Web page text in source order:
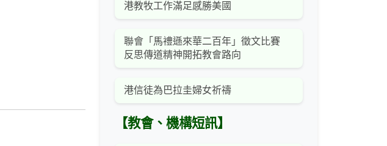
港教牧工作滿足感勝美國
聯會「馬禮遜來華二百年」徵文比賽
反思傳道精神開拓教會路向
港信徒為巴拉圭婦女祈禱
【教會、機構短訊】